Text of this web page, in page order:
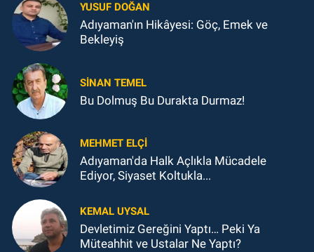
YUSUF DOĞAN
Adıyaman'ın Hikâyesi: Göç, Emek ve
Bekleyiş
SINAN TEMEL
Bu Dolmuş Bu Durakta Durmaz!
MEHMET ELÇI
Adıyaman'da Halk Açlıkla Mücadele
Ediyor, Siyaset Koltukla...
KEMAL UYSAL
Devletimiz Gereğini Yaptı… Peki Ya
Müteahhit ve Ustalar Ne Yaptı?